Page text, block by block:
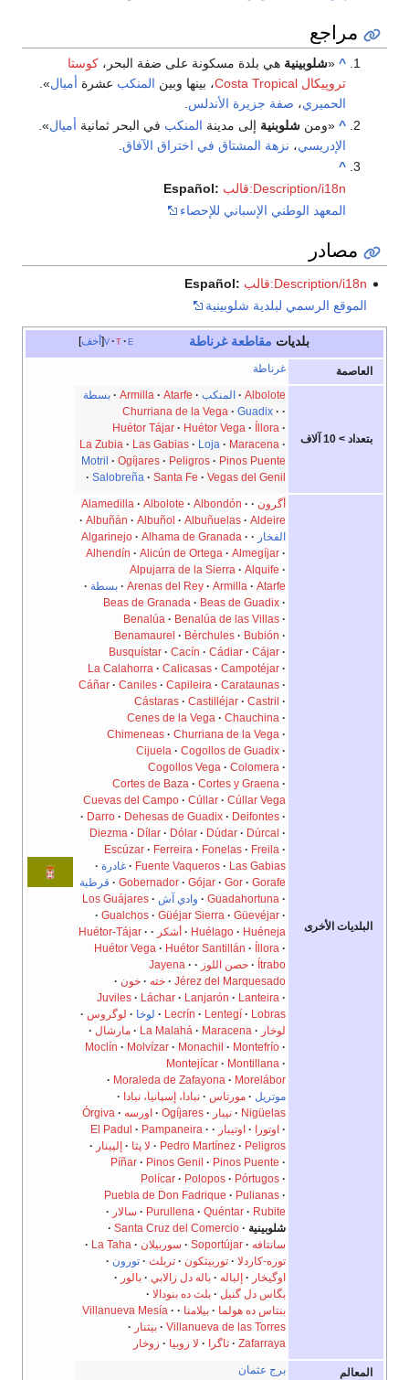
مراجع
^
«شلوبينية هي بلدة مسكونة على ضفة البحر، كوستا
تروپيكال Costa Tropical
، بينها وبين المنكب عشرة أميال».
الحميري، صفة جزيرة الأندلس.
^ «ومن شلوبنية إلى مدينة المنكب في البحر ثمانية أميال».
الإدريسي، نزهة المشتاق في اختراق الآفاق
^
Español:
قالب:Description/i18n
المعهد الوطني الإسباني للإحصاء
مصادر
Español:
قالب:Description/i18n
الموقع الرسمي لبلدية شلوبينية
أخف v t e بلديات مقاطعة غرناطة
العاصمة غرناطة
بتعداد > 10 آلاف
Albolote المنكب Armilla Atarfe
بسطة
Churriana de la Vega
Guadix
Huétor Tájar
Huétor Vega
Íllora
La Zubia
Las Gabias Loja
Maracena
Motril
Ogíjares Peligros
Pinos Puente
Salobreña
Santa Fe Vegas del Genil
البلديات الأخرى
أگرون Alamedilla Albolote
Albondón
Albuñán
Albuñol Albuñuelas
Aldeire
الفخار
Algarinejo
Alhama de Granada
Alhendín
Alicún de Ortega
Almegíjar
Alpujarra de la Sierra
Alquife
Arenas del Rey
Armilla Atarfe
بسطة
Beas de Granada
Beas de Guadix
Benalúa
Benalúa de las Villas
Benamaurel
Bérchules
Bubión
Busquístar
Cacín Cádiar
Cájar
La Calahorra
Calicasas
Campotéjar
Cáñar
Caniles Capileira
Carataunas
Cástaras
Castilléjar
Castril
Cenes de la Vega
Chauchina
Chimeneas
Churriana de la Vega
Cijuela
Cogollos de Guadix
Cogollos Vega
Colomera
Cortes de Baza
Cortes y Graena
Cuevas del Campo
Cúllar
Cúllar Vega
Darro
Dehesas de Guadix
Deifontes
Diezma
Dílar Dólar Dúdar
Dúrcal
Escúzar
Ferreira Fonelas
Freila
Fuente Vaqueros
Las Gabias
غادرة
Gobernador
Gójar Gor Gorafe
قرطبة
Guadahortuna
وادي آش
Los Guájares
Gualchos
Güéjar Sierra
Güevéjar
Huélago
Huéneja أشكر
Huétor-Tájar
Huétor Vega
Huétor Santillán
Íllora
Ítrabo
حصن اللوز
Jayena
Jérez del Marquesado
خته
خون
Juviles
Láchar Lanjarón
Lanteira
Lecrín
Lentegí Lobras لوخا
لوگروس
لوخار
La Malahá Maracena
مارشال
Moclín
Molvízar Monachil
Montefrío
Montejícar
Montillana
Moraleda de Zafayona
Morelábor
موتريل
مورتاس
نبادا، إسپانيا، نبادا
Nigüelas
نيبار Ogíjares اورسه
Órgiva
اوتورا
اوتيبار El Padul
Pampaneira
Pedro Martínez
Peligros لا پثا
إلپينار
Píñar
Pinos Genil
Pinos Puente
Polícar
Polopos
Pórtugos
Puebla de Don Fadrique
Pulianas
Purullena
Quéntar Rubite
سالار
شلوبينية
Santa Cruz del Comercio
سانتافه
Soportújar سوربيلان
La Taha
توره-كاردلا
توربيثكون تربلث
تورون
اوگيخار
إلباله باله دل زالابي
بالور
بگاس دل گنيل
بلث ده بنودالا
بنتاس ده هولما
بيلامنا
Villanueva Mesía
Villanueva de las Torres
بيثنار
Zafarraya
ثاگرا لا زوبيا زوخار
المعالم برج عثمان